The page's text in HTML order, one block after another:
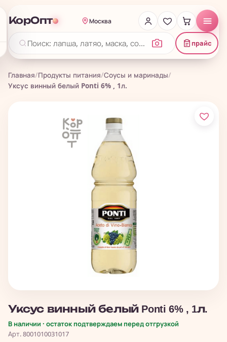
КорОпт Москва
прайс
Главная/Продукты питания/Соусы и маринады/
Уксус винный белый Ponti 6% , 1л.
Уксус винный белый Ponti 6% , 1л.
В наличии · остаток подтверждаем перед отгрузкой
Арт. 8001010031017